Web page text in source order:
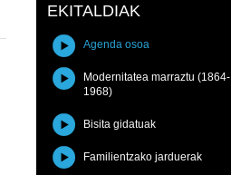
EKITALDIAK
Agenda osoa
Modernitatea marraztu (1864-
1968)
Bisita gidatuak
Familientzako jarduerak